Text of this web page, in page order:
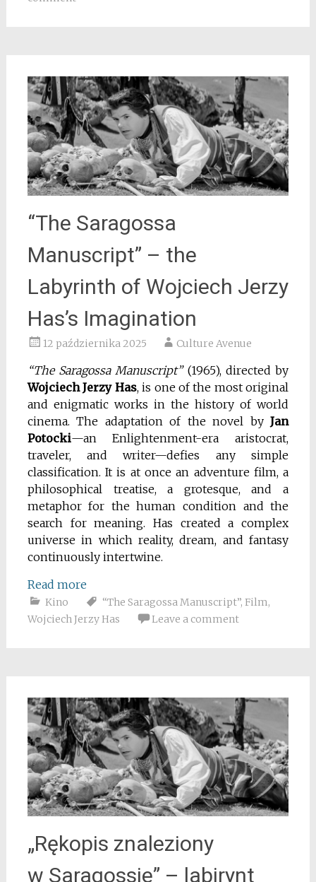
“The Saragossa
Manuscript” – the
Labyrinth of Wojciech Jerzy
Has’s Imagination
12 października 2025 Culture Avenue
“The Saragossa Manuscript”(1965), directed by
Wojciech Jerzy Has, is one of the most original
and enigmatic works in the history of world
cinema. The adaptation of the novel byJan
Potocki—an Enlightenment-era aristocrat,
traveler, and writer—defies any simple
classification. It is at once an adventure film, a
philosophical treatise, a grotesque, and a
metaphor for the human condition and the
search for meaning. Has created a complex
universe in which reality, dream, and fantasy
continuously intertwine.
Read more
Kino “The Saragossa Manuscript”, Film,
Wojciech Jerzy Has
Leave a comment
„Rękopis znaleziony
w Saragossie” – labirynt